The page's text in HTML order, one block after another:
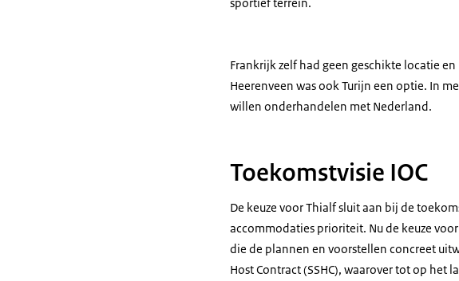
Frankrijk zelf had geen geschikte locatie
Heerenveen was ook Turijn een optie. In
willen onderhandelen met Nederland.
Toekomstvisie IOC
De keuze voor Thialf sluit aan bij de
accommodaties prioriteit. Nu de keuze
die de plannen en voorstellen concreet
Host Contract(SSHC), waarover tot op het